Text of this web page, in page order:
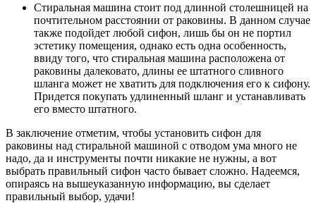
Стиральная машина стоит под длинной столешницей на
почтительном расстоянии от раковины. В данном случае
также подойдет любой сифон, лишь бы он не портил
эстетику помещения, однако есть одна особенность,
ввиду того, что стиральная машина расположена от
раковины далековато, длины ее штатного сливного
шланга может не хватить для подключения его к сифону.
Придется покупать удлиненный шланг и устанавливать
его вместо штатного.
В заключение отметим, чтобы установить сифон для
раковины над стиральной машиной с отводом ума много не
надо, да и инструменты почти никакие не нужны, а вот
выбрать правильный сифон часто бывает сложно. Надеемся,
опираясь на вышеуказанную информацию, вы сделает
правильный выбор, удачи!